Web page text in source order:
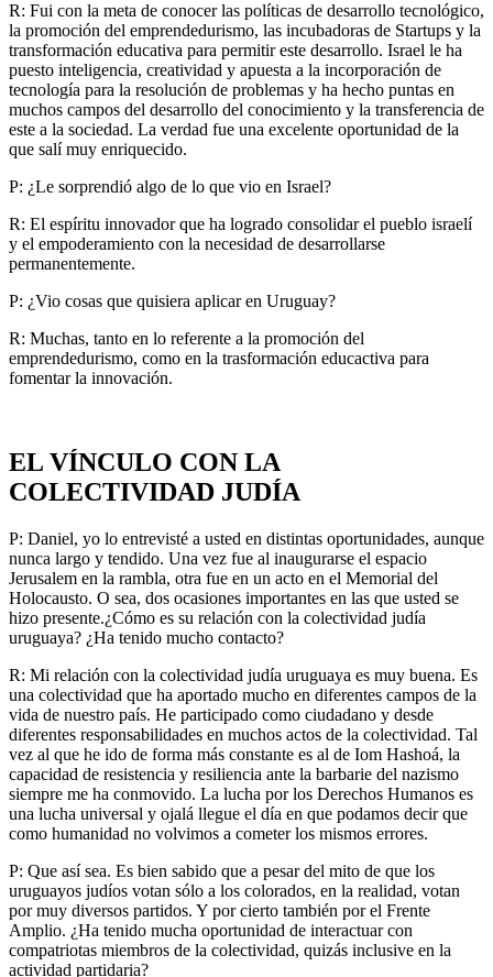
R: Fui con la meta de conocer las políticas de desarrollo tecnológico,
la promoción del emprendedurismo, las incubadoras de Startups y la
transformación educativa para permitir este desarrollo. Israel le ha
puesto inteligencia, creatividad y apuesta a la incorporación de
tecnología para la resolución de problemas y ha hecho puntas en
muchos campos del desarrollo del conocimiento y la transferencia de
este a la sociedad. La verdad fue una excelente oportunidad de la
que salí muy enriquecido.
P: ¿Le sorprendió algo de lo que vio en Israel?
R: El espíritu innovador que ha logrado consolidar el pueblo israelí
y el empoderamiento con la necesidad de desarrollarse
permanentemente.
P: ¿Vio cosas que quisiera aplicar en Uruguay?
R: Muchas, tanto en lo referente a la promoción del
emprendedurismo, como en la trasformación educactiva para
fomentar la innovación.
EL VÍNCULO CON LA
COLECTIVIDAD JUDÍA
P: Daniel, yo lo entrevisté a usted en distintas oportunidades, aunque
nunca largo y tendido. Una vez fue al inaugurarse el espacio
Jerusalem en la rambla, otra fue en un acto en el Memorial del
Holocausto. O sea, dos ocasiones importantes en las que usted se
hizo presente.¿Cómo es su relación con la colectividad judía
uruguaya? ¿Ha tenido mucho contacto?
R: Mi relación con la colectividad judía uruguaya es muy buena. Es
una colectividad que ha aportado mucho en diferentes campos de la
vida de nuestro país. He participado como ciudadano y desde
diferentes responsabilidades en muchos actos de la colectividad. Tal
vez al que he ido de forma más constante es al de Iom Hashoá, la
capacidad de resistencia y resiliencia ante la barbarie del nazismo
siempre me ha conmovido. La lucha por los Derechos Humanos es
una lucha universal y ojalá llegue el día en que podamos decir que
como humanidad no volvimos a cometer los mismos errores.
P: Que así sea. Es bien sabido que a pesar del mito de que los
uruguayos judíos votan sólo a los colorados, en la realidad, votan
por muy diversos partidos. Y por cierto también por el Frente
Amplio. ¿Ha tenido mucha oportunidad de interactuar con
compatriotas miembros de la colectividad, quizás inclusive en la
actividad partidaria?